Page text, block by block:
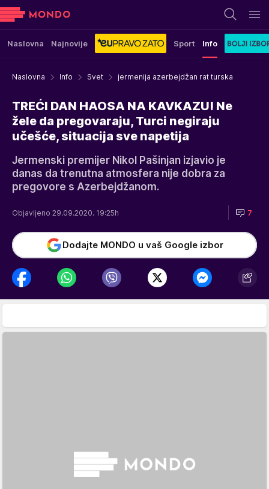
Naslovna Najnovije Sport Info
Naslovna Info Svet jermenija azerbejdžan rat turska
TREĆI DAN HAOSA NA KAVKAZU! Ne
žele da pregovaraju, Turci negiraju
učešće, situacija sve napetija
Jermenski premijer Nikol Pašinjan izjavio je
danas da trenutna atmosfera nije dobra za
pregovore s Azerbejdžanom.
Objavljeno 29.09.2020. 19:25h 7
Dodajte MONDO u vaš Google izbor